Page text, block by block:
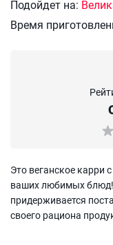
Подойдет на:
Время
Это веганское карри
ваших любимых блюд!
придерживается
своего рациона